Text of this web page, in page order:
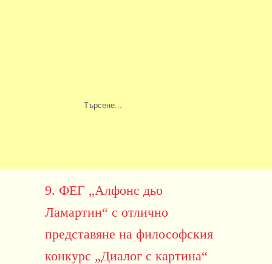
9. ФЕГ „Алфонс дьо
Ламартин“ с отлично
представяне на философския
конкурс „Диалог с картина“